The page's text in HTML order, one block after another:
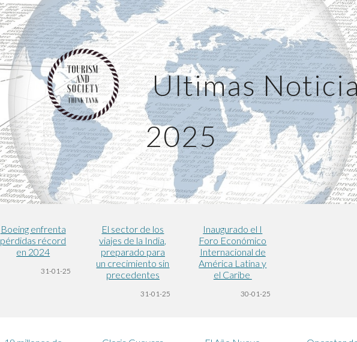
Skip to main content Skip to navigation
Ultimas
2025
Boeing enfrenta
pérdidas récord
en 2024
31-01-25
El sector de los
viajes de la India,
preparado para
un crecimiento sin
precedentes
31-01-25
Inaugurado el I
Foro Económico
Internacional de
América Latina y
el Caribe
30-01-25